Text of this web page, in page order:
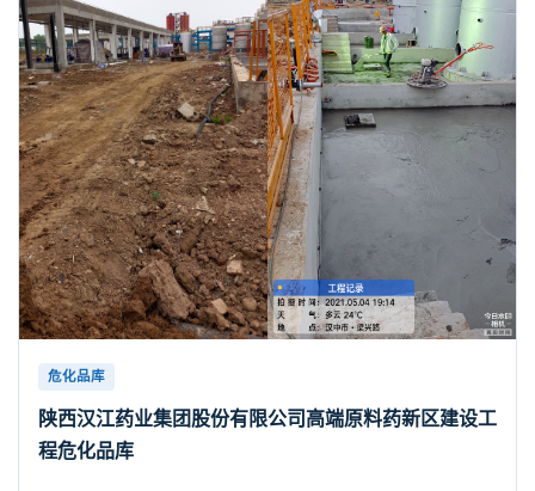
危化品库
陕西汉江药业集团股份有限公司高端原料药新区建设工
程危化品库